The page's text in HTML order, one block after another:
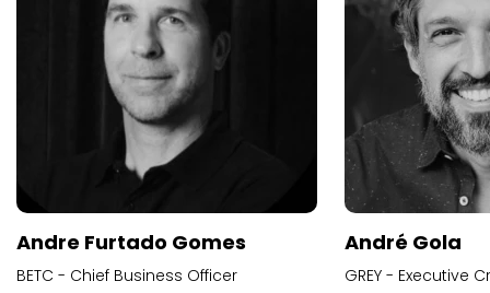
Andre Furtado Gomes
BETC - Chief Business Officer
André Gola
GREY - Executive